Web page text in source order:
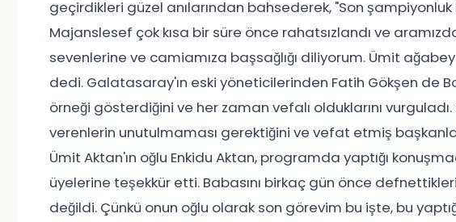
geçirdikleri güzel anılarından bahsederek, "Son
Majanslesef çok kısa bir süre önce rahatsızlandı ve
sevenlerine ve camiamıza başsağlığı diliyorum. Ümit
dedi. Galatasaray'ın eski yöneticilerinden Fatih Gökşen de
örneği gösterdiğini ve her zaman vefalı olduklarını vurguladı.
verenlerin unutulmaması gerektiğini ve vefat etmiş
Ümit Aktan'ın oğlu Enkidu Aktan, programda yaptığı
üyelerine teşekkür etti. Babasını birkaç gün önce
değildi. Çünkü onun oğlu olarak son görevim bu işte, bu